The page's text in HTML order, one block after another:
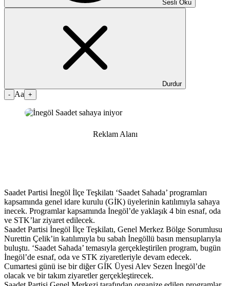
Sesli Oku
Durdur
- Aa +
Reklam Alanı
Saadet Partisi İnegöl İlçe Teşkilatı ‘Saadet Sahada’ programları
kapsamında genel idare kurulu (GİK) üyelerinin katılımıyla sahaya
inecek. Programlar kapsamında İnegöl’de yaklaşık 4 bin esnaf, oda
ve STK’lar ziyaret edilecek.
Saadet Partisi İnegöl İlçe Teşkilatı, Genel Merkez Bölge Sorumlusu
Nurettin Çelik’in katılımıyla bu sabah İnegöllü basın mensuplarıyla
buluştu. ‘Saadet Sahada’ temasıyla gerçekleştirilen program, bugün
İnegöl’de esnaf, oda ve STK ziyaretleriyle devam edecek.
Cumartesi günü ise bir diğer GİK Üyesi Alev Sezen İnegöl’de
olacak ve bir takım ziyaretler gerçekleştirecek.